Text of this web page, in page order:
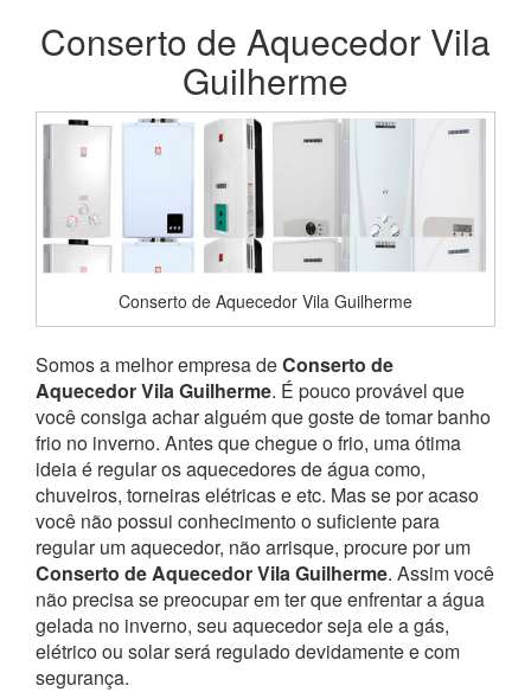
Conserto de Aquecedor Vila
Guilherme
Conserto de Aquecedor Vila Guilherme
Somos a melhor empresa deConserto de
Aquecedor Vila Guilherme. É pouco provável que
você consiga achar alguém que goste de tomar banho
frio no inverno. Antes que chegue o frio, uma ótima
ideia é regular os aquecedores de água como,
chuveiros, torneiras elétricas e etc. Mas se por acaso
você não possui conhecimento o suficiente para
regular um aquecedor, não arrisque, procure por um
Conserto de Aquecedor Vila Guilherme. Assim você
não precisa se preocupar em ter que enfrentar a água
gelada no inverno, seu aquecedor seja ele a gás,
elétrico ou solar será regulado devidamente e com
segurança.